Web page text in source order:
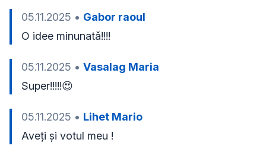
05.11.2025 • Gabor raoul
O idee minunată!!!!
05.11.2025 • Vasalag Maria
Super!!!!!😍
05.11.2025 • Lihet Mario
Aveți și votul meu !